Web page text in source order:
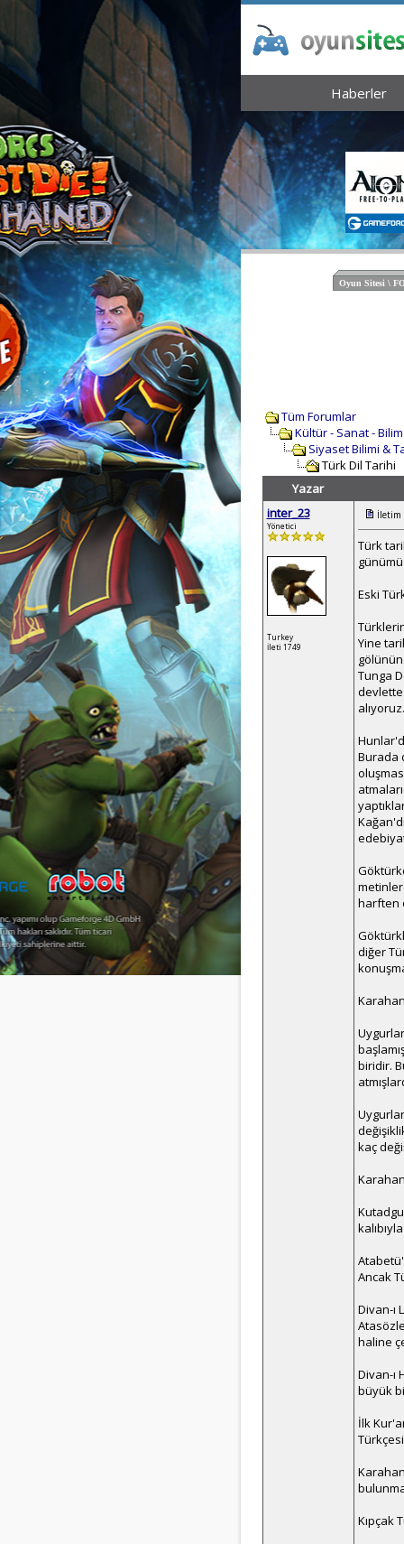
Haberler
Oyun Sitesi \
Tüm Forumlar
Kültür - Sanat -
Siyaset Bilimi &
Türk Dil Tarihi
Yazar
inter_23
Yönetici
Turkey
İleti 1749
Türk
Eski
Yine
Tunga
devlette
alıyoruz.
Burada
harften
diğer
biridir.
kaç
Ancak
Divan-ı
haline
Divan-ı
büyük
İlk
Türkçesi
Kıpçak